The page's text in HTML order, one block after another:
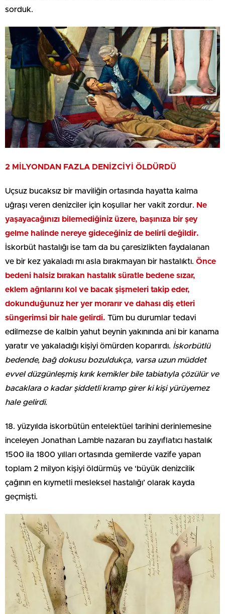
sorduk.
2 MİLYONDAN FAZLA DENİZCİYİ ÖLDÜRDÜ
Uçsuz bucaksız bir maviliğin ortasında hayatta kalma
uğraşı veren denizciler için koşullar her vakit zordur. Ne
yaşayacağınızı bilemediğiniz üzere, başınıza bir şey
gelme halinde nereye gideceğiniz de belirli değildir.
İskorbüt hastalığı ise tam da bu çaresizlikten faydalanan
ve bir kez yakaladı mı asla bırakmayan bir hastalıktı. Önce
bedeni halsiz bırakan hastalık süratle bedene sızar,
eklem ağrılarını kol ve bacak şişmeleri takip eder,
dokunduğunuz her yer morarır ve dahası diş etleri
süngerimsi bir hale gelirdi. Tüm bu durumlar tedavi
edilmezse de kalbin yahut beynin yakınında ani bir kanama
yaratır ve yakaladığı kişiyi ömürden koparırdı. İskorbütlü
bedende, bağ dokusu bozuldukça, varsa uzun müddet
evvel düzgünleşmiş kırık kemikler bile tabiatıyla çözülür ve
bacaklara o kadar şiddetli kramp girer ki kişi yürüyemez
hale gelirdi.
18. yüzyılda iskorbütün entelektüel tarihini derinlemesine
inceleyen Jonathan Lamb’e nazaran bu zayıflatıcı hastalık
1500 ila 1800 yılları ortasında gemilerde vazife yapan
toplam 2 milyon kişiyi öldürmüş ve ‘büyük denizcilik
çağının en kıymetli mesleksel hastalığı’ olarak kayda
geçmişti.